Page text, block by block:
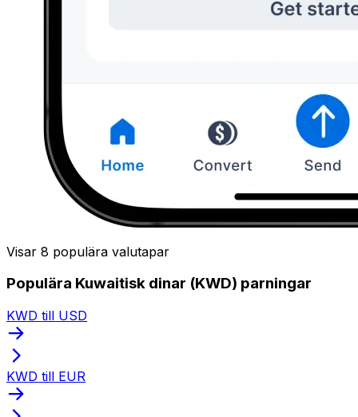
Visar 8 populära valutapar
Populära Kuwaitisk dinar (KWD) parningar
KWD till USD
KWD till EUR